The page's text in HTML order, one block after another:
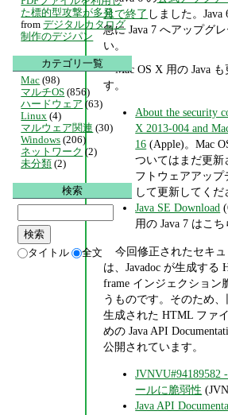
月で終了 しました。
急に Java 7 へアップグ
い。
Mac OS X 用の Java
す。
About the security
X 2013-004 and
16 (Apple)。Mac
ついてはまだ更新
フトウェアアップ
して更新してくだ
Java SE Download
用の Java 7 はこち
今回修正されたセキ
は、Javadoc が生成する
frame インジェクション
うものです。そのため
生成された HTML ファ
めの Java API
公開されています。
JVNVU#94189582
ールに脆弱性
Java API
た標的型攻撃が多発
from デジタルカタログ
制作のデジパン
カテゴリ一覧
Mac (98)
マルチOS (856)
ハードウェア (63)
Linux (4)
マルウェア関連 (30)
Windows (206)
ネットワーク (2)
未分類 (2)
検索
タイトル 全文